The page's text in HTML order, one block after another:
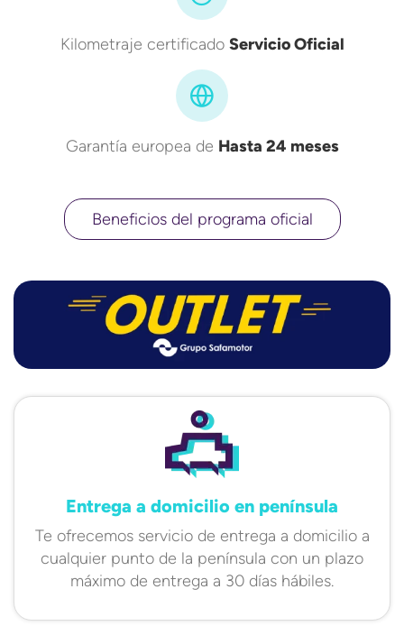
Kilometraje certificado Servicio Oficial
Garantía europea de Hasta 24 meses
Beneficios del programa oficial
Entrega a domicilio en península
Te ofrecemos servicio de entrega a domicilio a
cualquier punto de la península con un plazo
máximo de entrega a 30 días hábiles.